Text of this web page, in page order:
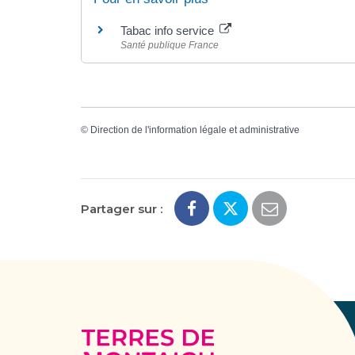
Tabac info service
Santé publique France
© Direction de l'information légale et administrative
Partager sur :